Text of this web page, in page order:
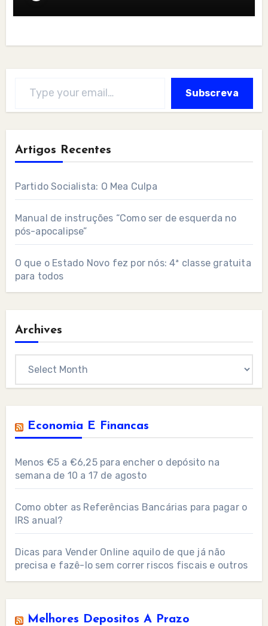
Subscreva
Artigos Recentes
Partido Socialista: O Mea Culpa
Manual de instruções “Como ser de esquerda no
pós-apocalipse”
O que o Estado Novo fez por nós: 4ª classe gratuita
para todos
Archives
Economia E Financas
Menos €5 a €6,25 para encher o depósito na
semana de 10 a 17 de agosto
Como obter as Referências Bancárias para pagar o
IRS anual?
Dicas para Vender Online aquilo de que já não
precisa e fazê-lo sem correr riscos fiscais e outros
Melhores Depositos A Prazo